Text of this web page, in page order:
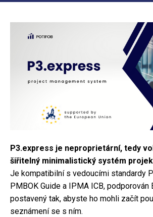
P3.express je neproprietární, tedy
šiřitelný minimalistický systém
Je kompatibilní s vedoucími standardy
PMBOK Guide a IPMA ICB, podporován
postavený tak, abyste ho mohli začít
seznámení se s ním.